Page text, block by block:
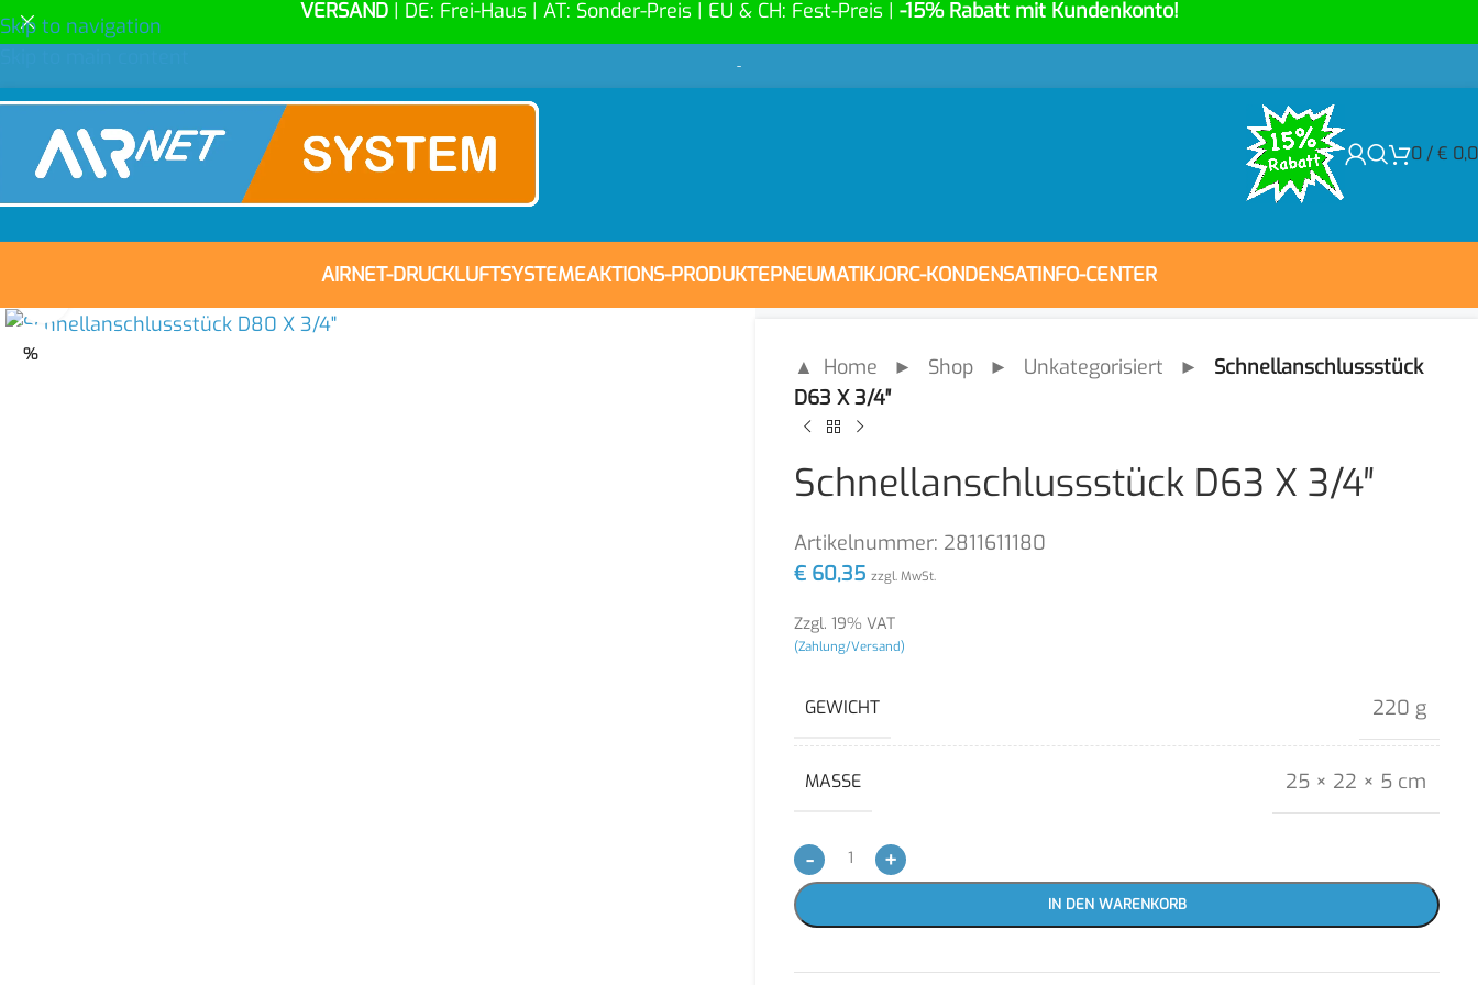
Skip to navigation
VERSAND | DE: Frei-Haus | AT: Sonder-Preis | EU & CH: Fest-Preis | -15% Rabatt mit Kundenkonto!
-
0 /€
AIRNET-DRUCKLUFTSYSTEMEAKTIONS-PRODUKTEPNEUMATIKJORC-KONDENSATINFO-CENTER
% ▲ Home ► Shop ► Unkategorisiert ► Schnellanschlussstück
D63 X 3/4″
Schnellanschlussstück D63 X 3/4″
Artikelnummer: 2811611180
€ 60,35 zzgl. MwSt.
Zzgl. 19% VAT
(Zahlung/Versand)
GEWICHT 220 g
MASSE 25 × 22 × 5 cm
- +
IN DEN WARENKORB